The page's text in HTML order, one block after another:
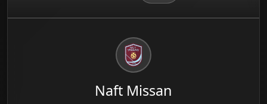
Naft Missan